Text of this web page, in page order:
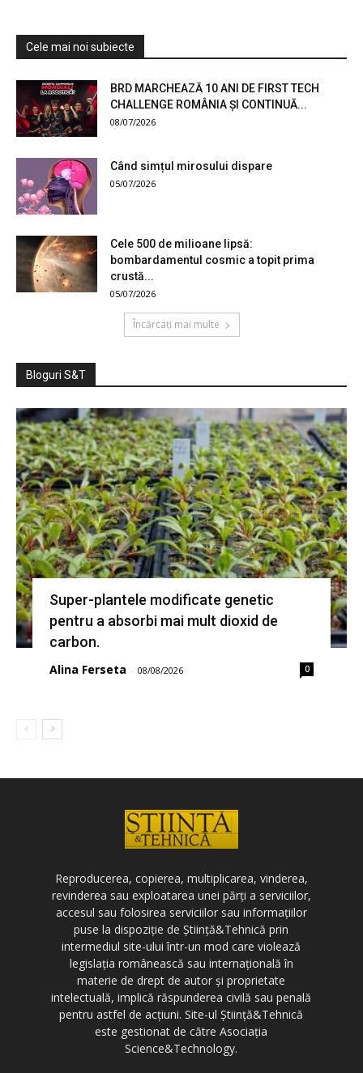
Cele mai noi subiecte
BRD MARCHEAZĂ 10 ANI DE FIRST TECH
CHALLENGE ROMÂNIA ȘI CONTINUĂ...
08/07/2026
Când simțul mirosului dispare
05/07/2026
Cele 500 de milioane lipsă:
bombardamentul cosmic a topit prima
crustă...
05/07/2026
Încărcați mai multe
Bloguri S&T
Super-plantele modificate genetic
pentru a absorbi mai mult dioxid de
carbon.
Alina Ferseta - 08/08/2026 0
Reproducerea, copierea, multiplicarea, vinderea,
revinderea sau exploatarea unei părți a serviciilor,
accesul sau folosirea serviciilor sau informațiilor
puse la dispoziție de Știință&Tehnică prin
intermediul site-ului într-un mod care violează
legislația românească sau internațională în
materie de drept de autor și proprietate
intelectuală, implică răspunderea civilă sau penală
pentru astfel de acțiuni. Site-ul Știință&Tehnică
este gestionat de către Asociația
Science&Technology.